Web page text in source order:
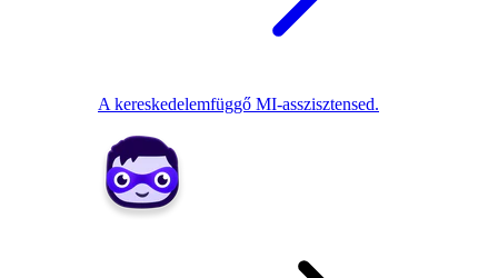
A kereskedelemfüggő MI-asszisztensed.